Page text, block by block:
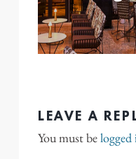
LEAVE A
You must belogged